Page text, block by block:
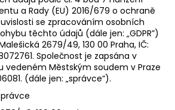
a Rady (EU) 2016/679 o ochraně
se zpracováním osobních
těchto údajů (dále jen: „GDPR”)
2679/49, 130 00 Praha, IČ:
Společnost je zapsána v
vedeném Městským soudem v Praze
(dále jen: „správce“).